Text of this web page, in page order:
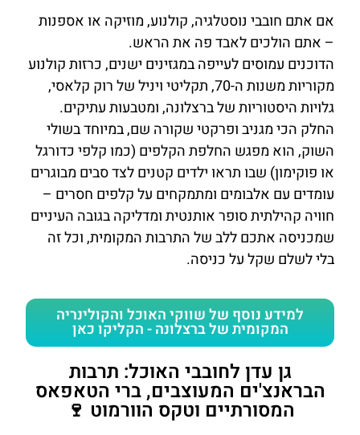
אם אתם חובבי נוסטלגיה, קולנוע, מוזיקה או אספנות
– אתם הולכים לאבד פה את הראש.
הדוכנים עמוסים לעייפה במגזינים ישנים, כרזות קולנוע
מקוריות משנות ה-70, תקליטי ויניל של רוק קלאסי,
גלויות היסטוריות של ברצלונה, ומטבעות עתיקים.
החלק הכי מגניב ופרקטי שקורה שם, במיוחד בשולי
השוק, הוא מפגש החלפת הקלפים (כמו קלפי כדורגל
או פוקימון) שבו תראו ילדים קטנים לצד סבים מבוגרים
עומדים עם אלבומים ומתמקחים על קלפים חסרים –
חוויה קהילתית סופר אותנטית ומדליקה בגובה העיניים
שמכניסה אתכם ללב של התרבות המקומית, וכל זה
בלי לשלם שקל על כניסה.
למידע נוסף של שווקי האוכל והקולינריה
המקומית של ברצלונה - הקליקו כאן
גן עדן לחובבי האוכל: תרבות
הבראנצ'ים המעוצבים, ברי הטאפאס
המסורתיים וטקס הוורמוט 🍷